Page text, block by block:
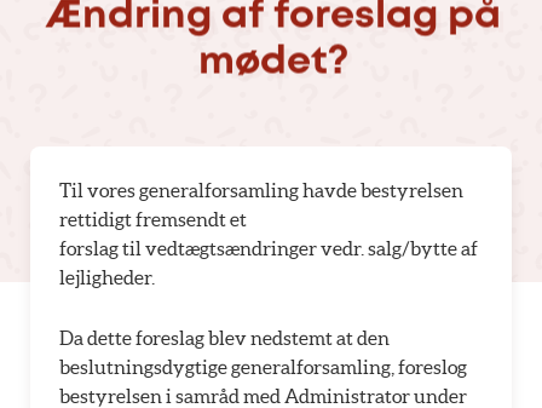
Ændring af foreslag på
mødet?
Til vores generalforsamling havde bestyrelsen
rettidigt fremsendt et
forslag til vedtægtsændringer vedr. salg/bytte af
lejligheder.
Da dette foreslag blev nedstemt at den
beslutningsdygtige generalforsamling, foreslog
bestyrelsen i samråd med Administrator under